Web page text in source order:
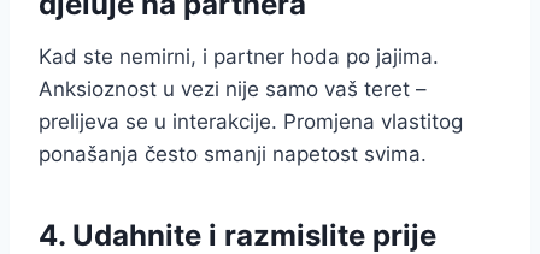
Kad ste nemirni, i partner hoda po jajima.
Anksioznost u vezi nije samo vaš teret –
prelijeva se u interakcije. Promjena vlastitog
ponašanja često smanji napetost svima.
4. Udahnite i razmislite prije